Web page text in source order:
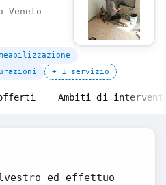
Veneto -
+ 1 servizio
Ambiti di
ed effettuo